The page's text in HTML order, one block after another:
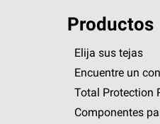
Productos
Elija sus tejas
Encuentre un
Total Protection
Componentes